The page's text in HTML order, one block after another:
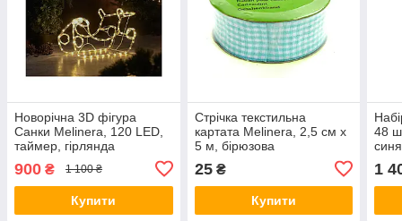
Новорічна 3D фігура
Санки Melinera, 120 LED,
таймер, гірлянда
900 ₴ 1 100 ₴
Купити
Стрічка текстильна
картата Melinera, 2,5 см х
5 м, бірюзова
25₴
Купити
48
1